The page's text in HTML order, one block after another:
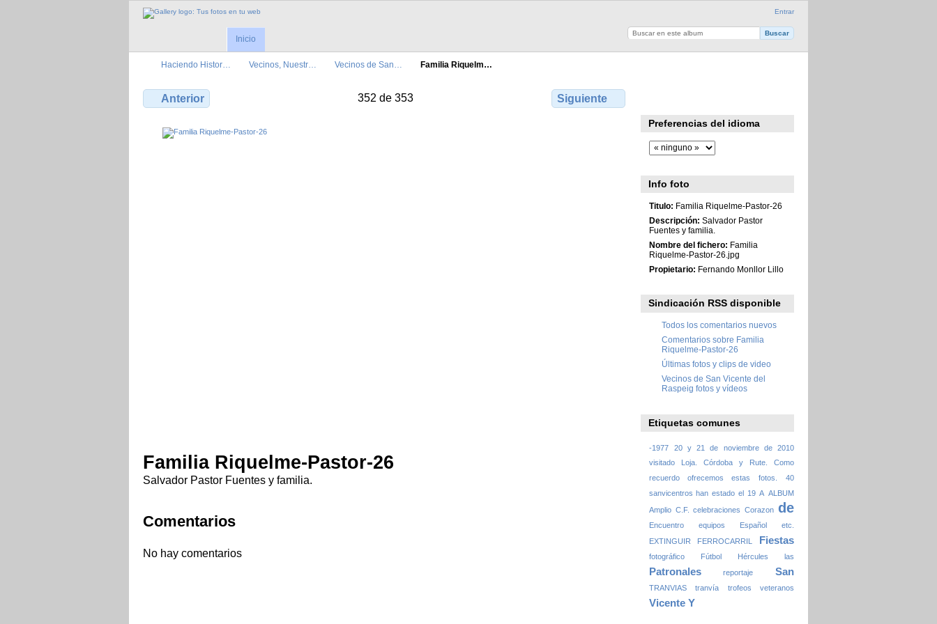
Entrar
Inicio
Haciendo Histor… Vecinos, Nuestr… Vecinos de San… Familia Riquelm…
Anterior 352 de 353 Siguiente
Familia Riquelme-Pastor-26
Salvador Pastor Fuentes y familia.
Comentarios
No hay comentarios
Preferencias del idioma
Info foto
Titulo: Familia Riquelme-Pastor-26
Descripción: Salvador Pastor
Fuentes y familia.
Nombre del fichero: Familia
Riquelme-Pastor-26.jpg
Propietario: Fernando Monllor Lillo
Sindicación RSS disponible
Todos los comentarios nuevos
Comentarios sobre Familia
Riquelme-Pastor-26
Últimas fotos y clips de video
Vecinos de San Vicente del
Raspeig fotos y vídeos
Etiquetas comunes
-1977
20 y 21 de noviembre de 2010
visitado Loja. Córdoba y Rute. Como
recuerdo ofrecemos estas fotos.
40
sanvicentros han estado el 19 A ALBUM
Amplio C.F. celebraciones Corazon de
Encuentro equipos Español
etc.
EXTINGUIR
FERROCARRIL Fiestas
fotográfico Fútbol Hércules las
Patronales reportaje San
TRANVIAS tranvía trofeos veteranos
Vicente Y